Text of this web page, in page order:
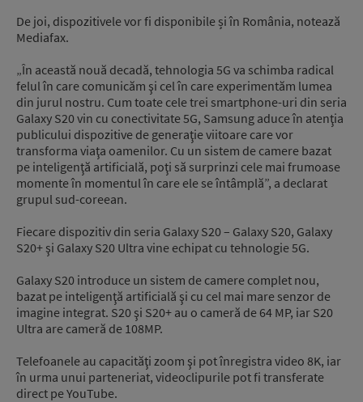
De joi, dispozitivele vor fi disponibile și în România, notează
Mediafax.
„În această nouă decadă, tehnologia 5G va schimba radical
felul în care comunicăm şi cel în care experimentăm lumea
din jurul nostru. Cum toate cele trei smartphone-uri din seria
Galaxy S20 vin cu conectivitate 5G, Samsung aduce în atenţia
publicului dispozitive de generaţie viitoare care vor
transforma viaţa oamenilor. Cu un sistem de camere bazat
pe inteligenţă artificială, poţi să surprinzi cele mai frumoase
momente în momentul în care ele se întâmplă”, a declarat
grupul sud-coreean.
Fiecare dispozitiv din seria Galaxy S20 – Galaxy S20, Galaxy
S20+ şi Galaxy S20 Ultra vine echipat cu tehnologie 5G.
Galaxy S20 introduce un sistem de camere complet nou,
bazat pe inteligenţă artificială şi cu cel mai mare senzor de
imagine integrat. S20 şi S20+ au o cameră de 64 MP, iar S20
Ultra are cameră de 108MP.
Telefoanele au capacităţi zoom şi pot înregistra video 8K, iar
în urma unui parteneriat, videoclipurile pot fi transferate
direct pe YouTube.